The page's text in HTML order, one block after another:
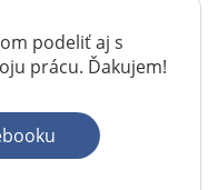
podeliť aj s
prácu. Ďakujem!